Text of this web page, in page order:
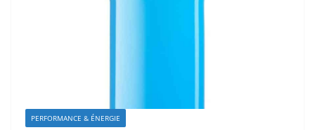
PERFORMANCE & ÉNERGIE